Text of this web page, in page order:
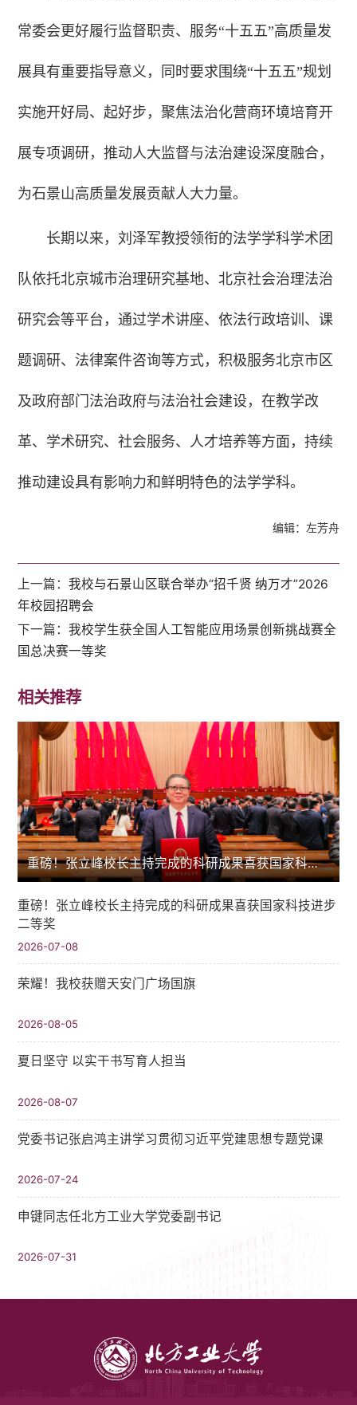
常委会更好履行监督职责、服务“十五五”高质量发
展具有重要指导意义，同时要求围绕“十五五”规划
实施开好局、起好步，聚焦法治化营商环境培育开
展专项调研，推动人大监督与法治建设深度融合，
为石景山高质量发展贡献人大力量。
长期以来，刘泽军教授领衔的法学学科学术团
队依托北京城市治理研究基地、北京社会治理法治
研究会等平台，通过学术讲座、依法行政培训、课
题调研、法律案件咨询等方式，积极服务北京市区
及政府部门法治政府与法治社会建设，在教学改
革、学术研究、社会服务、人才培养等方面，持续
推动建设具有影响力和鲜明特色的法学学科。
编辑：左芳舟
上一篇：我校与石景山区联合举办“招千贤 纳万才”2026
年校园招聘会
下一篇：我校学生获全国人工智能应用场景创新挑战赛全
国总决赛一等奖
相关推荐
重磅！张立峰校长主持完成的科研成果喜获国家科技进步二等奖
重磅！张立峰校长主持完成的科研成果喜获国家科技进步
二等奖
2026-07-08
荣耀！我校获赠天安门广场国旗
2026-08-05
夏日坚守 以实干书写育人担当
2026-08-07
党委书记张启鸿主讲学习贯彻习近平党建思想专题党课
2026-07-24
申键同志任北方工业大学党委副书记
2026-07-31